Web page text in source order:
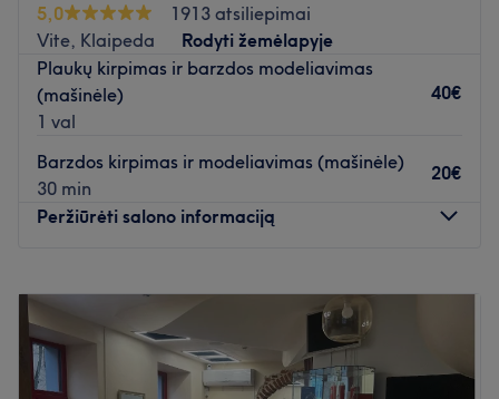
5,0
1913 atsiliepimai
Vite, Klaipeda
Rodyti žemėlapyje
Plaukų kirpimas ir barzdos modeliavimas
(mašinėle)
1 val
40€
Barzdos kirpimas ir modeliavimas (mašinėle)
30 min
20€
Peržiūrėti salono informaciją
Antradienis
09:00
Trečiadienis
09:00
Ketvirtadienis
09:00
Penktadienis
09:00 –